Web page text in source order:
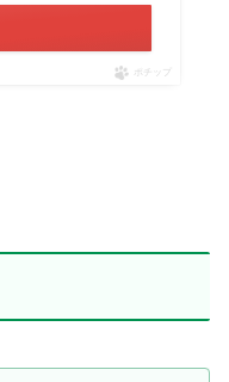
ポチップ